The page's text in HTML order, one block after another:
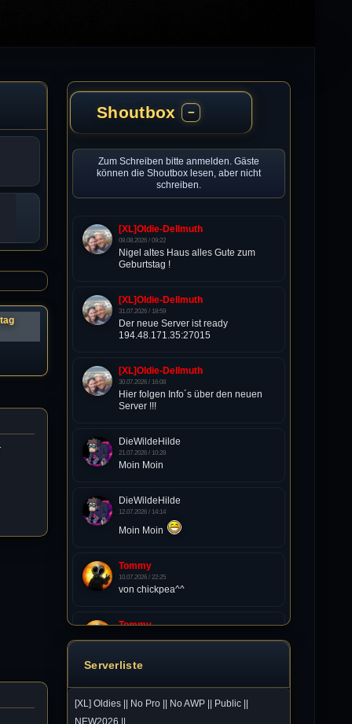
Shoutbox −
Zum Schreiben bitte anmelden. Gäste
können die Shoutbox lesen, aber nicht
schreiben.
[XL]Oldie-Dellmuth
08.08.2026 / 09:22
Nigel altes Haus alles Gute zum
Geburtstag !
[XL]Oldie-Dellmuth
31.07.2026 / 18:59
Der neue Server ist ready
194.48.171.35:27015
[XL]Oldie-Dellmuth
30.07.2026 / 16:08
Hier folgen Info´s über den neuen
Server !!!
DieWildeHilde
21.07.2026 / 10:28
Moin Moin
DieWildeHilde
12.07.2026 / 14:14
Moin Moin
Tommy
10.07.2026 / 22:25
von chickpea^^
Tommy
27. Dez 2023, 22:48
10.07.2026 / 12:48
Serverliste
[XL] Oldies || No Pro || No AWP || Public ||
NEW2026 ||